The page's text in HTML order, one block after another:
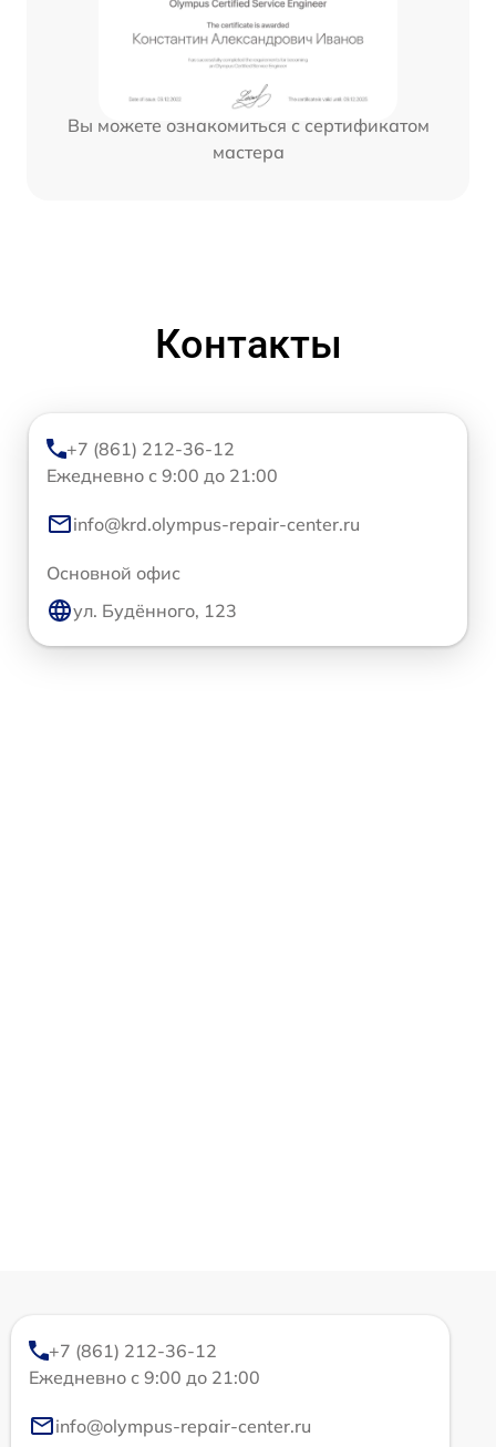
Вы можете ознакомиться с сертификатом
мастера
Контакты
+7 (861) 212-36-12
Ежедневно с 9:00 до 21:00
info@krd.olympus-repair-center.ru
Основной офис
ул. Будённого, 123
+7 (861) 212-36-12
Ежедневно с 9:00 до 21:00
info@olympus-repair-center.ru